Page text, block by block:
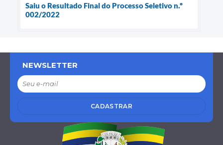
Saiu o Resultado Final do Processo Seletivo n.º
002/2022
NEWSLETTER
CADASTRAR